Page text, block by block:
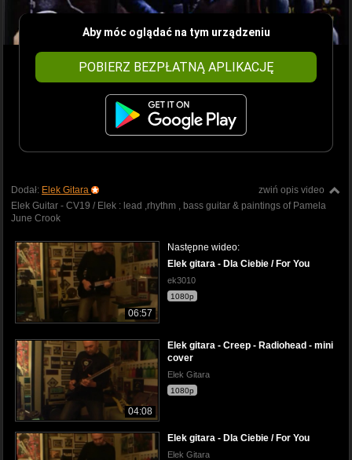
Aby móc oglądać na tym urządzeniu
POBIERZ BEZPŁATNĄ APLIKACJĘ
zwiń opis video
Dodał: Elek Gitara
Elek Guitar - CV19 / Elek : lead ,rhythm , bass guitar & paintings of Pamela
June Crook
06:57
Następne wideo:
Elek gitara - Dla Ciebie / For You
ek3010
1080p
04:08
Elek gitara - Creep - Radiohead - mini
cover
Elek Gitara
1080p
Elek gitara - Dla Ciebie / For You
Elek Gitara